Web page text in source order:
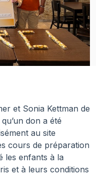
et Sonia Kettman de
don a été
au site
cours de préparation
les enfants à la
et à leurs conditions